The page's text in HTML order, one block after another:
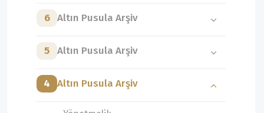
6 Altın Pusula Arşiv
5 Altın Pusula Arşiv
4 Altın Pusula Arşiv